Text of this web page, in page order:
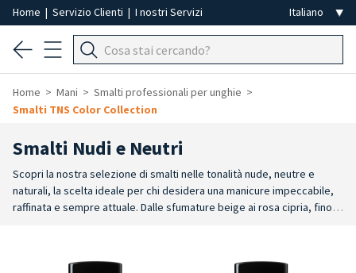
Home | Servizio Clienti | I nostri Servizi
Home Mani
Smalti professionali per unghie
Smalti TNS Color Collection
Smalti Nudi e Neutri
Scopri la nostra selezione di smalti nelle tonalità nude, neutre e
naturali, la scelta ideale per chi desidera una manicure impeccabile,
raffinata e sempre attuale. Dalle sfumature beige ai rosa cipria, fino